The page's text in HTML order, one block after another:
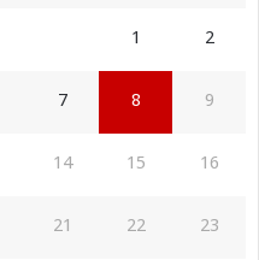
1 2
7 8 9
14 15 16
21 22 23